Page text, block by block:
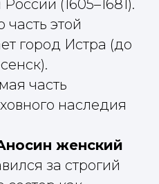
(1605–1681).
этой
город Истра (до
часть
наследия
женский
за строгий